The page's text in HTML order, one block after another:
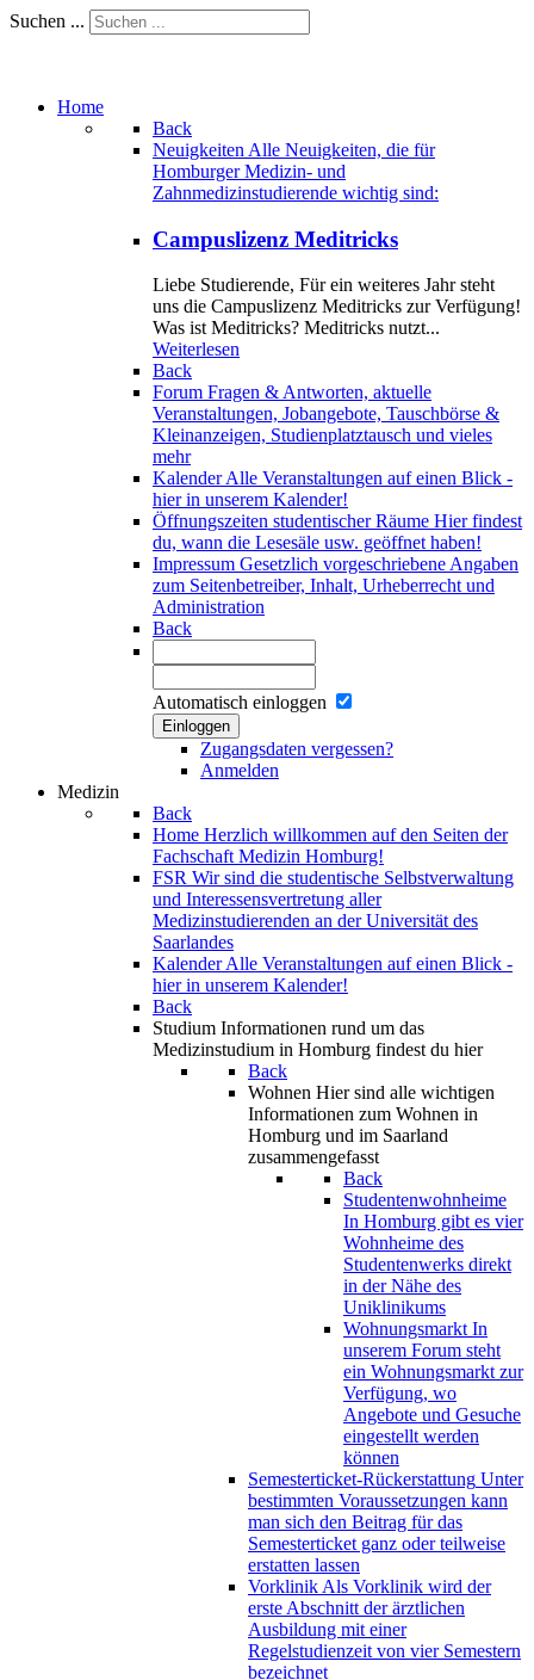
Suchen ...
Home
Back
Neuigkeiten Alle Neuigkeiten, die für
Homburger Medizin- und
Zahnmedizinstudierende wichtig sind:
Campuslizenz Meditricks
Liebe Studierende, Für ein weiteres Jahr steht
uns die Campuslizenz Meditricks zur Verfügung!
Was ist Meditricks? Meditricks nutzt...
Weiterlesen
Back
Forum Fragen & Antworten, aktuelle
Veranstaltungen, Jobangebote, Tauschbörse &
Kleinanzeigen, Studienplatztausch und vieles
mehr
KalenderAlle Veranstaltungen auf einen Blick -
hier in unserem Kalender!
Öffnungszeiten studentischer Räume Hier findest
du, wann die Lesesäle usw. geöffnet haben!
Impressum Gesetzlich vorgeschriebene Angaben
zum Seitenbetreiber, Inhalt, Urheberrecht und
Administration
Back
Automatisch einloggen
Einloggen
Zugangsdaten vergessen?
Anmelden
Medizin
Back
Home Herzlich willkommen auf den Seiten der
Fachschaft Medizin Homburg!
FSR Wir sind die studentische Selbstverwaltung
und Interessensvertretung aller
Medizinstudierenden an der Universität des
Saarlandes
KalenderAlle Veranstaltungen auf einen Blick -
hier in unserem Kalender!
Back
Studium Informationen rund um das
Medizinstudium in Homburg findest du hier
Back
Wohnen Hier sind alle wichtigen
Informationen zum Wohnen in
Homburg und im Saarland
zusammengefasst
Back
Studentenwohnheime
In Homburg gibt es vier
Wohnheime des
Studentenwerks direkt
in der Nähe des
Uniklinikums
Wohnungsmarkt In
unserem Forum steht
ein Wohnungsmarkt zur
Verfügung, wo
Angebote und Gesuche
eingestellt werden
können
Semesterticket-Rückerstattung Unter
bestimmten Voraussetzungen kann
man sich den Beitrag für das
Semesterticket ganz oder teilweise
erstatten lassen
VorklinikAls Vorklinik wird der
erste Abschnitt der ärztlichen
Ausbildung mit einer
Regelstudienzeit von vier Semestern
bezeichnet